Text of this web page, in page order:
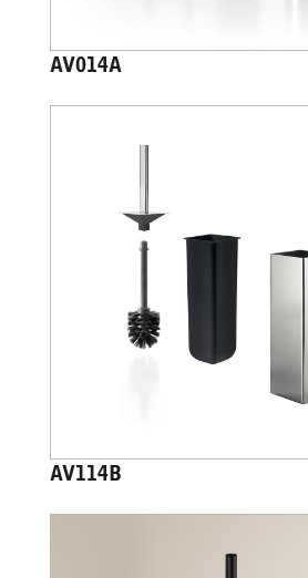
AV014A
AV114B